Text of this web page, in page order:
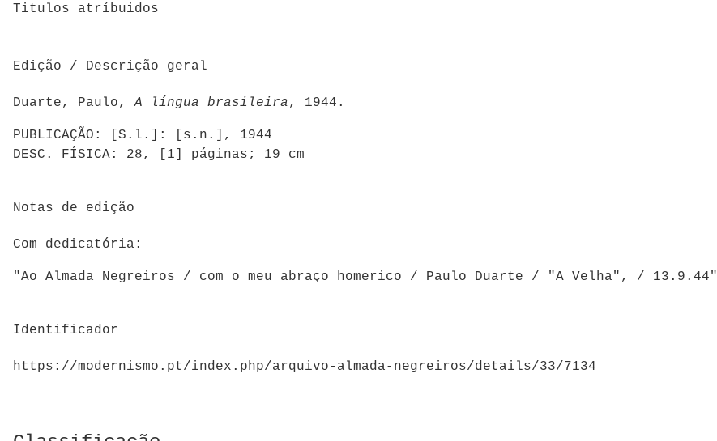
Titulos atríbuidos
Edição / Descrição geral
Duarte, Paulo,A língua brasileira, 1944.
PUBLICAÇÃO: [S.l.]: [s.n.], 1944
DESC. FÍSICA: 28, [1] páginas; 19 cm
Notas de edição
Com dedicatória:
"Ao Almada Negreiros / com o meu abraço homerico / Paulo Duarte / "A Velha", / 13.9.44"
Identificador
https://modernismo.pt/index.php/arquivo-almada-negreiros/details/33/7134